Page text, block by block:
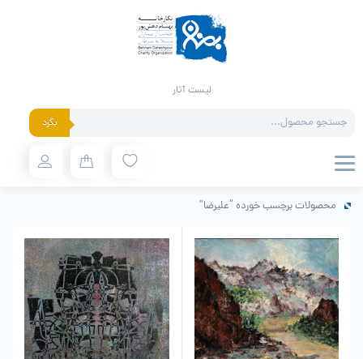
لیست آثار
search بگرد
محصولات برچسب خورده “علیرضا”